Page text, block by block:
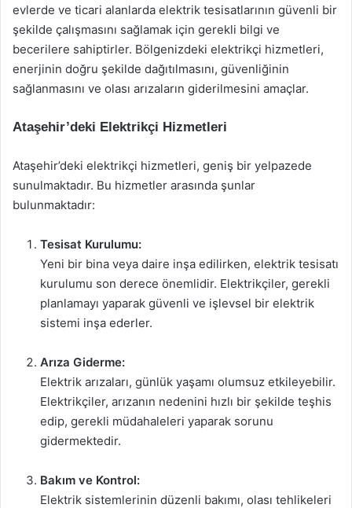
evlerde ve ticari alanlarda elektrik tesisatlarının güvenli bir
şekilde çalışmasını sağlamak için gerekli bilgi ve
becerilere sahiptirler. Bölgenizdeki elektrikçi hizmetleri,
enerjinin doğru şekilde dağıtılmasını, güvenliğinin
sağlanmasını ve olası arızaların giderilmesini amaçlar.
Ataşehir’deki Elektrikçi Hizmetleri
Ataşehir’deki elektrikçi hizmetleri, geniş bir yelpazede
sunulmaktadır. Bu hizmetler arasında şunlar
bulunmaktadır:
Tesisat Kurulumu:
Yeni bir bina veya daire inşa edilirken, elektrik tesisatı
kurulumu son derece önemlidir. Elektrikçiler, gerekli
planlamayı yaparak güvenli ve işlevsel bir elektrik
sistemi inşa ederler.
Arıza Giderme:
Elektrik arızaları, günlük yaşamı olumsuz etkileyebilir.
Elektrikçiler, arızanın nedenini hızlı bir şekilde teşhis
edip, gerekli müdahaleleri yaparak sorunu
gidermektedir.
Bakım ve Kontrol:
Elektrik sistemlerinin düzenli bakımı, olası tehlikeleri